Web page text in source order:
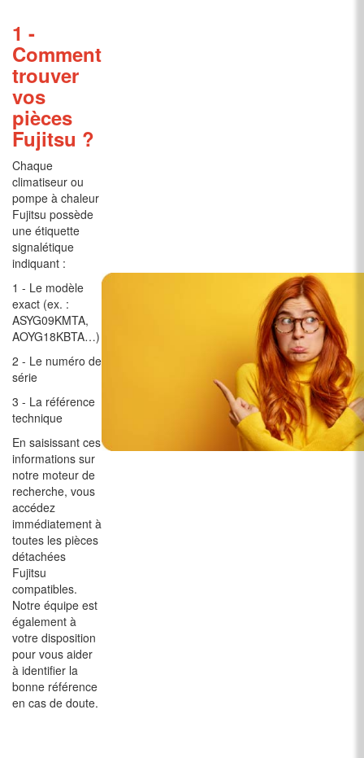
1 -
Comment
trouver
vos
pièces
Fujitsu ?
Chaque
climatiseur ou
pompe à chaleur
Fujitsu possède
une étiquette
signalétique
indiquant :
1 - Le modèle
exact (ex. :
ASYG09KMTA,
AOYG18KBTA…)
2 - Le numéro de
série
3 - La référence
technique
En saisissant ces
informations sur
notre moteur de
recherche, vous
accédez
immédiatement à
toutes les pièces
détachées
Fujitsu
compatibles.
Notre équipe est
également à
votre disposition
pour vous aider
à identifier la
bonne référence
en cas de doute.